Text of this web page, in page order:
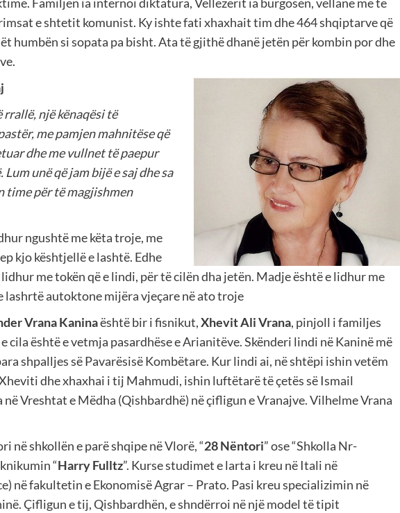
e shtetit komunist. Ky ishte fati xhaxhait tim dhe 464 shqiptarve që
humbën si sopata pa bisht. Ata të gjithë dhanë jetën për kombin por dhe
një kënaqësi të
me pamjen mahnitëse që
dhe me vullnet të paepur
unë që jam bijë e saj dhe sa
time për të magjishmen
ngushtë me këta troje, me
kjo kështjellë e lashtë. Edhe
lidhur me tokën që e lindi, për të cilën dha jetën. Madje është e lidhur me
lashrtë autoktone mijëra vjeçare në ato troje
Vrana Kaninaështë bir i fisnikut,Xhevit Ali Vrana, pinjoll i familjes
cila është e vetmja pasardhëse e Arianitëve. Skënderi lindi në Kaninë më
shpalljes së Pavarësisë Kombëtare. Kur lindi ai, në shtëpi ishin vetëm
dhe xhaxhai i tij Mahmudi, ishin luftëtarë të çetës së Ismail
Vreshtat e Mëdha (Qishbardhë) në çifligun e Vranajve. Vilhelme Vrana
në shkollën e parë shqipe në Vlorë, “28 Nëntori” ose “Shkolla Nr-
“Harry Fulltz”. Kurse studimet e larta i kreu në Itali në
në fakultetin e Ekonomisë Agrar – Prato. Pasi kreu specializimin në
Çifligun e tij, Qishbardhën, e shndërroi në një model të tipit